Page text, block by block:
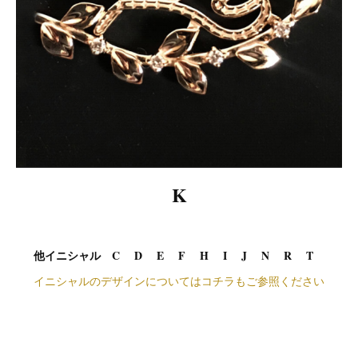
K
他イニシャル C D E F H I J N R T
イニシャルのデザインについてはコチラもご参照ください